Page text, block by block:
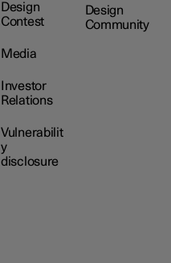
Design
Contest
Media
Investor
Relations
Vulnerabilit
y
disclosure
Design
Community